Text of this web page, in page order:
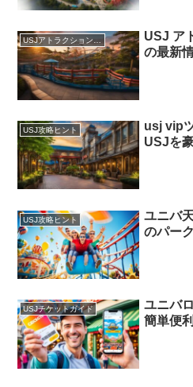
USJアトラクション紹介
USJ ア
の最新
USJ攻略ヒント
usj vip
USJを
USJ攻略ヒント
ユニバ
のパー
USJチケットガイド
ユニバ
簡単便